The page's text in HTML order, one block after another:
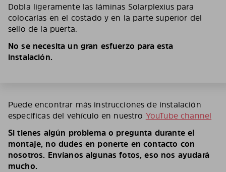
Dobla ligeramente las láminas Solarplexius para
colocarlas en el costado y en la parte superior del
sello de la puerta.
No se necesita un gran esfuerzo para esta
instalación.
Puede encontrar más instrucciones de instalación
específicas del vehículo en nuestro YouTube channel
Si tienes algún problema o pregunta durante el
montaje, no dudes en ponerte en contacto con
nosotros. Envíanos algunas fotos, eso nos ayudará
mucho.